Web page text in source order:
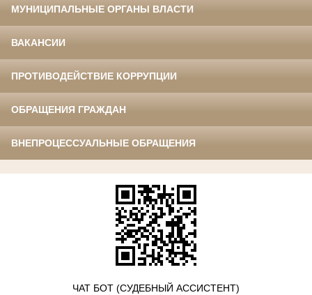
МУНИЦИПАЛЬНЫЕ ОРГАНЫ ВЛАСТИ
ВАКАНСИИ
ПРОТИВОДЕЙСТВИЕ КОРРУПЦИИ
ОБРАЩЕНИЯ ГРАЖДАН
ВНЕПРОЦЕССУАЛЬНЫЕ ОБРАЩЕНИЯ
ЧАТ БОТ (СУДЕБНЫЙ АССИСТЕНТ)